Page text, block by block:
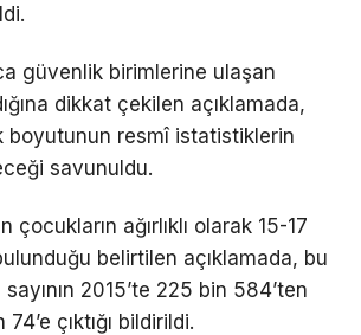
güvenlik birimlerine ulaşan
dikkat çekilen açıklamada,
boyutunun resmî istatistiklerin
savunuldu.
çocukların ağırlıklı olarak 15-17
belirtilen açıklamada, bu
2015’te 225 bin 584’ten
çıktığı bildirildi.